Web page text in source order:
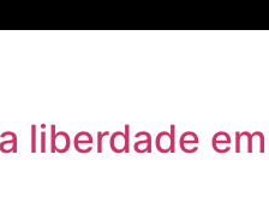
liberdade